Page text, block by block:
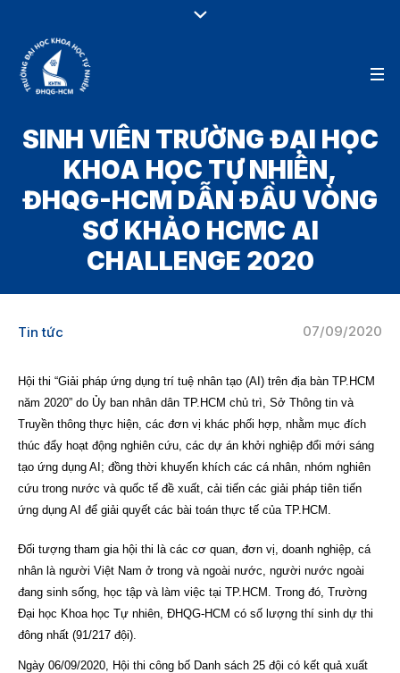
SINH VIÊN TRƯỜNG ĐẠI HỌC
KHOA HỌC TỰ NHIÊN,
ĐHQG-HCM DẪN ĐẦU VÒNG
SƠ KHẢO HCMC AI
CHALLENGE 2020
07/09/2020
Tin tức
Hội thi “Giải pháp ứng dụng trí tuệ nhân tạo (AI) trên địa bàn TP.HCM
năm 2020” do Ủy ban nhân dân TP.HCM chủ trì, Sở Thông tin và
Truyền thông thực hiện, các đơn vị khác phối hợp, nhằm mục đích
thúc đẩy hoạt động nghiên cứu, các dự án khởi nghiệp đổi mới sáng
tạo ứng dụng AI; đồng thời khuyến khích các cá nhân, nhóm nghiên
cứu trong nước và quốc tế đề xuất, cải tiến các giải pháp tiên tiến
ứng dụng AI để giải quyết các bài toán thực tế của TP.HCM.
Đối tượng tham gia hội thi là các cơ quan, đơn vị, doanh nghiệp, cá
nhân là người Việt Nam ở trong và ngoài nước, người nước ngoài
đang sinh sống, học tập và làm việc tại TP.HCM. Trong đó, Trường
Đại học Khoa học Tự nhiên, ĐHQG-HCM có số lượng thí sinh dự thi
đông nhất (91/217 đội).
Ngày 06/09/2020, Hội thi công bố Danh sách 25 đội có kết quả xuất